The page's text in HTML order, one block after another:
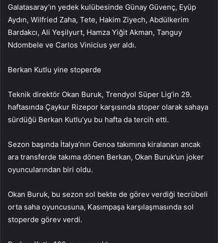
Galatasaray’ın yedek kulübesinde Günay Güvenç, Eyüp
Aydın, Wilfried Zaha, Tete, Hakim Ziyech, Abdülkerim
Bardakcı, Ali Yeşilyurt, Hamza Yiğit Akman, Tanguy
Ndombele ve Carlos Vinicius yer aldı.
Berkan Kutlu yine stoperde
Teknik direktör Okan Buruk, Trendyol Süper Lig’in 29.
haftasında Çaykur Rizepor karşısında stoper olarak sahaya
sürdüğü Berkan Kutlu’yu bu hafta da tercih etti.
Sezon başında İtalya’nın Genoa takımına kiralanan ancak
ara transferde takıma dönen Berkan, Okan Buruk’un joker
oyuncularından biri oldu.
Okan Buruk, bu sezon sol bekte de görev verdiği tecrübeli
orta saha oyuncusuna, Kasımpaşa karşılaşmasında sol
stoperde görev verdi.